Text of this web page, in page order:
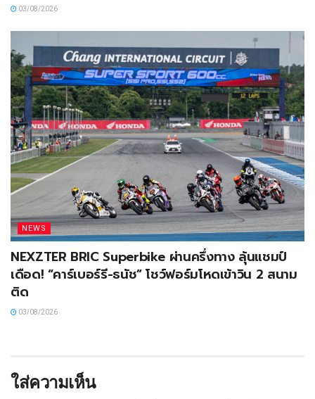
03/08/2026
NEWS
NEXZTER BRIC Superbike ผ่านครึ่งทาง ลุ้นแชมป์
เดือด! “คาร์เบอร์รี-ธนัช” โชว์ฟอร์มโหดเข้าวิน 2 สนาม
ติด
03/08/2026
ใส่ความเห็น